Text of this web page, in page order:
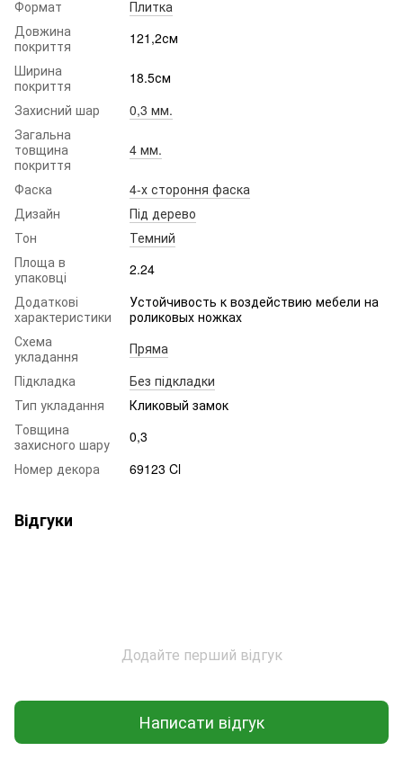
Формат
Плитка
Довжина
покриття
121,2см
Ширина
покриття
18.5см
Захисний шар
0,3 мм.
Загальна
товщина
покриття
4 мм.
Фаска
4-х стороння фаска
Дизайн
Під дерево
Тон
Темний
Площа в
упаковці
2.24
Додаткові
характеристики
Устойчивость к воздействию мебели на
роликовых ножках
Схема
укладання
Пряма
Підкладка
Без підкладки
Тип укладання
Кликовый замок
Товщина
захисного шару
0,3
Номер декора
69123 Cl
Відгуки
Додайте перший відгук
Написати відгук